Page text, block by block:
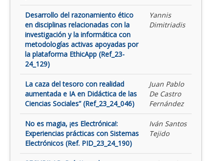
Desarrollo del razonamiento ético
en disciplinas relacionadas con la
investigación y la informática con
metodologías activas apoyadas por
la plataforma EthicApp (Ref_23-
24_129)
Yannis
Dimitriadis
La caza del tesoro con realidad
aumentada e IA en Didáctica de las
Ciencias Sociales” (Ref_23_24_046)
Juan Pablo
De Castro
Fernández
No es magia, ¡es Electrónica!:
Experiencias prácticas con Sistemas
Electrónicos (Ref. PID_23_24_190)
Iván Santos
Tejido